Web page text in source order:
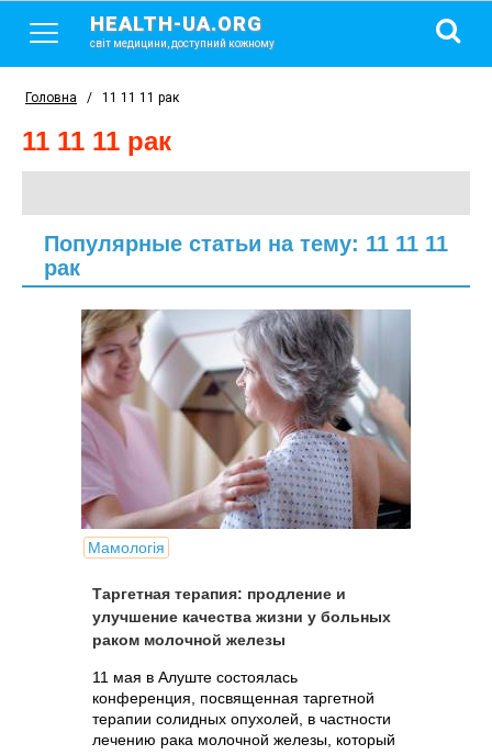
HEALTH-UA.ORG
світ медицини, доступний кожному
Головна / 11 11 11 рак
11 11 11 рак
Популярные статьи на тему: 11 11 11
рак
Мамологія
Таргетная терапия: продление и
улучшение качества жизни у больных
раком молочной железы
11 мая в Алуште состоялась
конференция, посвященная таргетной
терапии солидных опухолей, в частности
лечению рака молочной железы, который